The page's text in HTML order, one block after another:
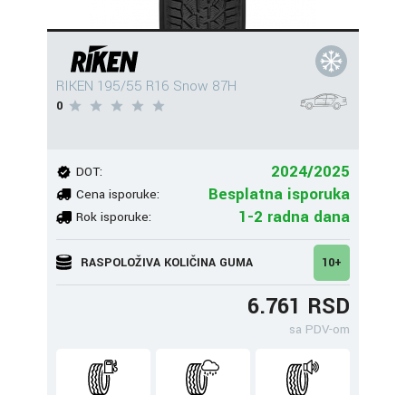
RIKEN 195/55 R16 Snow 87H
0
DOT: 2024/2025
Cena isporuke: Besplatna isporuka
Rok isporuke: 1-2 radna dana
RASPOLOŽIVA KOLIČINA GUMA 10+
6.761 RSD
sa PDV-om